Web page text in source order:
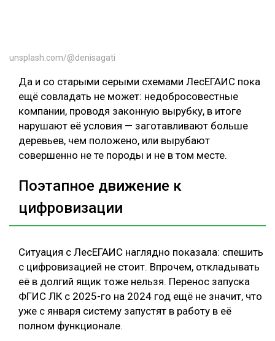
unsplash.com/@denisagati
Да и со старыми серыми схемами ЛесЕГАИС пока
ещё совладать не может: недобросовестные
компании, проводя законную вырубку, в итоге
нарушают её условия — заготавливают больше
деревьев, чем положено, или вырубают
совершенно не те породы и не в том месте.
Поэтапное движение к
цифровизации
Ситуация с ЛесЕГАИС наглядно показала: спешить
с цифровизацией не стоит. Впрочем, откладывать
её в долгий ящик тоже нельзя. Перенос запуска
ФГИС ЛК с 2025-го на 2024 год ещё не значит, что
уже с января систему запустят в работу в её
полном функционале.